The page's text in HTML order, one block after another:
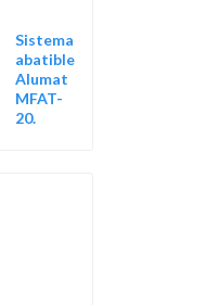
Sistema
abatible
Alumat
MFAT-
20.